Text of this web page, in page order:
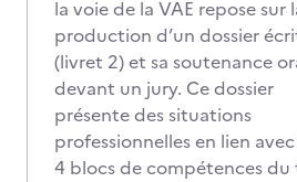
la voie de la VAE repose sur
production d’un dossier
(livret 2) et sa soutenance
devant un jury. Ce dossier
présente des situations
professionnelles en lien
4 blocs de compétences du